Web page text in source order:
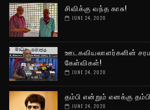
சிவிக்கு வந்த காசு!
JUNE 24, 2020
ஊடகவியலாளர்களின்
கேள்விகள்!
JUNE 24, 2020
தம்பி என்றும் எனக்கு
JUNE 24, 2020